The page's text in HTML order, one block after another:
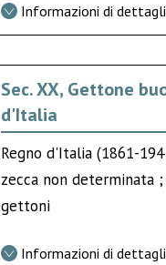
Informazioni di
Sec. XX, Gettone
d'Italia
Regno d'Italia (1861-
zecca non determinata
gettoni
Informazioni di